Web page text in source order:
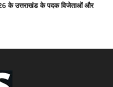
के उत्तराखंड के पदक विजेताओं और